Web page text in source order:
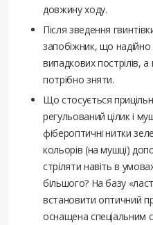
довжину ходу.
Після зведення
запобіжник, що надійно
випадкових пострілів,
потрібно зняти.
Що стосується
регульований цілик і
фібероптичні нитки
кольорів (на мушці)
стріляти навіть в
більшого? На базу
встановити оптичний
оснащена спеціальним